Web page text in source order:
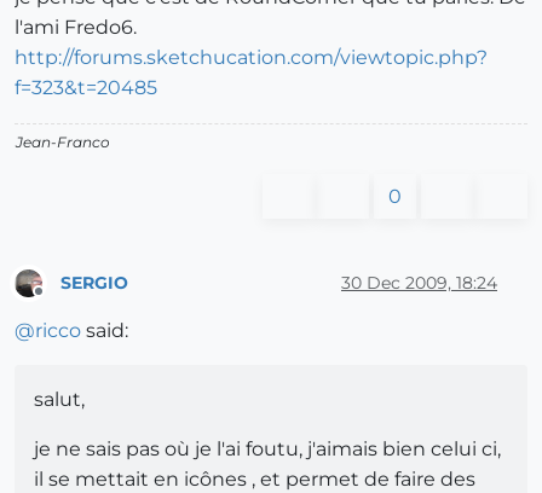
l'ami Fredo6.
http://forums.sketchucation.com/viewtopic.php?
f=323&t=20485
Jean-Franco
0
SERGIO 30 Dec 2009, 18:24
@ricco said:
salut,
je ne sais pas où je l'ai foutu, j'aimais bien celui ci,
il se mettait en icônes , et permet de faire des